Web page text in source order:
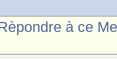
à ce